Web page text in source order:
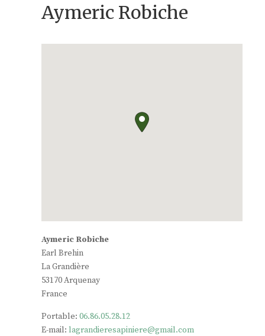
Aymeric Robiche
Aymeric Robiche
Earl Brehin
La Grandière
53170Arquenay
France
Portable: 06.86.05.28.12
E-mail: lagrandieresapiniere@gmail.com